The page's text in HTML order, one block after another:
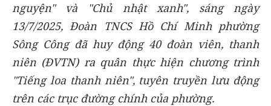
nguyện" và "Chủ nhật xanh", sáng ngày
13/7/2025, Đoàn TNCS Hồ Chí Minh phường
Sông Công đã huy động 40 đoàn viên, thanh
niên (ĐVTN) ra quân thực hiện chương trình
"Tiếng loa thanh niên", tuyên truyền lưu động
trên các trục đường chính của phường.